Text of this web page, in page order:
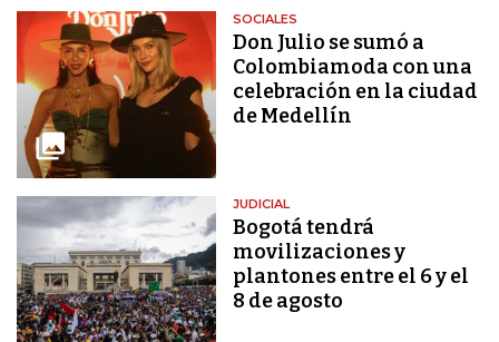
SOCIALES
Don Julio se sumó a
Colombiamoda con una
celebración en la ciudad
de Medellín
JUDICIAL
Bogotá tendrá
movilizaciones y
plantones entre el 6 y el
8 de agosto